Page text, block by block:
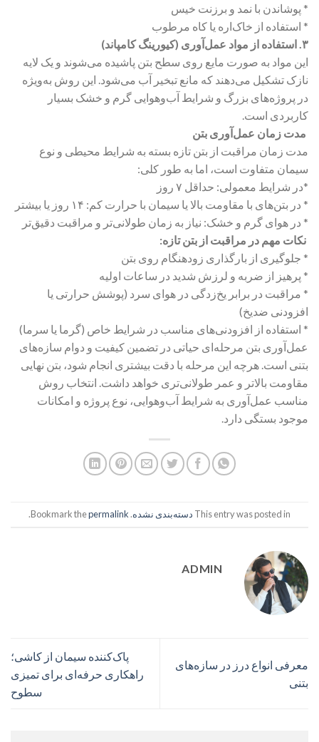
* پوشاندن با نمد و برزنت خیس
* استفاده از خاک‌اره یا کاه مرطوب
۳. استفاده از مواد عمل‌آوری (کیورینگ کامپاند)
این مواد به صورت مایع روی سطح بتن پاشیده می‌شوند و یک لایه
نازک تشکیل می‌دهند که مانع تبخیر آب می‌شود. این روش به‌ویژه
در پروژه‌های بزرگ و شرایط آب‌وهوایی گرم و خشک بسیار
کاربردی است.
مدت زمان عمل‌آوری بتن
مدت زمان مراقبت از بتن تازه بسته به شرایط محیطی و نوع
سیمان متفاوت است، اما به طور کلی:
*در شرایط معمولی: حداقل ۷ روز
* در بتن‌های با مقاومت بالا یا سیمان با حرارت کم: ۱۴ روز یا بیشتر
* در هوای گرم و خشک: نیاز به زمان طولانی‌تر و مراقبت دقیق‌تر
نکات مهم در مراقبت از بتن تازه:
* جلوگیری از بارگذاری زودهنگام روی بتن
* پرهیز از ضربه و لرزش شدید در ساعات اولیه
* مراقبت در برابر یخ‌زدگی در هوای سرد (پوشش حرارتی یا
افزودنی ضدیخ)
* استفاده از افزودنی‌های مناسب در شرایط خاص (گرما یا سرما)
عمل‌آوری بتن مرحله‌ای حیاتی در تضمین کیفیت و دوام سازه‌های
بتنی است. هرچه این مرحله با دقت بیشتری انجام شود، بتن نهایی
مقاومت بالاتر و عمر طولانی‌تری خواهد داشت. انتخاب روش
مناسب عمل‌آوری به شرایط آب‌وهوایی، نوع پروژه و امکانات
موجود بستگی دارد.
This entry was posted in دسته‌بندی نشده. Bookmark the
permalink
.
ADMIN
معرفی انواع درز در سازه‌های
بتنی
پاک‌کننده سیمان از کاشی؛
راهکاری حرفه‌ای برای تمیزی
سطوح